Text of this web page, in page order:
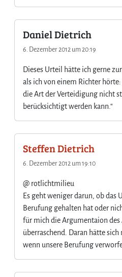
Daniel Dietrich
6. Dezember 2012 um 20:19
Dieses Urteil hätte ich gerne
als ich von einem Richter hörte:
die Art der Verteidigung nicht
berücksichtigt werden kann.“
Steffen Dietrich
6. Dezember 2012 um 19:10
@ rotlichtmilieu
Es geht weniger darun, ob das
Berufung gehalten hat oder
für mich die Argumentaion
überraschend. Daran hätte sich
wenn unsere Berufung